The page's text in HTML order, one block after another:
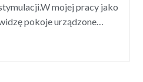
mojej pracy jako
pokoje urządzone…